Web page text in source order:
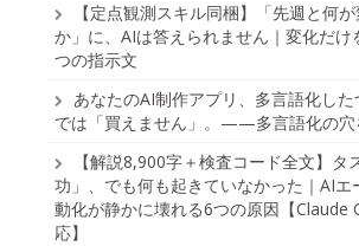
【定点観測スキル同梱】「先週と何
か」に、AIは答えられません｜変化だけ
つの指示文
あなたのAI制作アプリ、多言語化し
では「買えません」。——多言語化の穴
【解説8,900字＋検査コード全文】タ
功」、でも何も起きていなかった｜AIエ
動化が静かに壊れる6つの原因【Claude
応】